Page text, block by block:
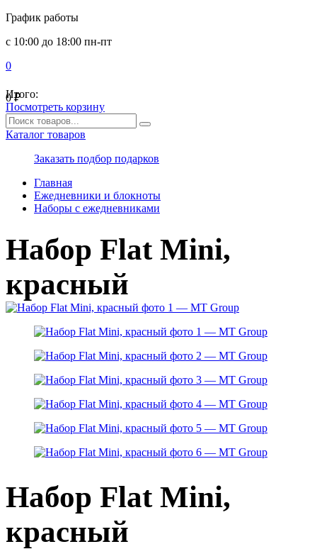
График работы
с 10:00 до 18:00 пн-пт
0
0₽
Итого:
Посмотреть корзину
Каталог товаров
Заказать подбор подарков
Главная
Ежедневники и блокноты
Наборы с ежедневниками
Набор Flat Mini,
красный
Набор Flat Mini,
красный